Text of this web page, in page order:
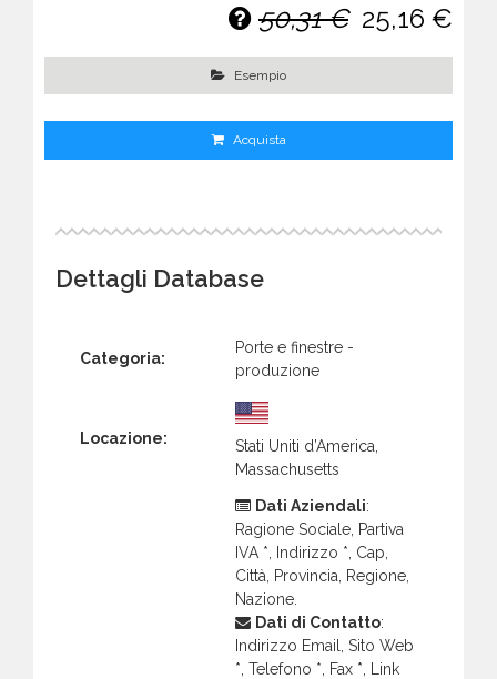
50,31 € 25,16 €
Esempio
Acquista
Dettagli Database
Categoria:
Porte e finestre -
produzione
Locazione:
Stati Uniti d’America,
Massachusetts
Dati Aziendali:
Ragione Sociale, Partiva
IVA *, Indirizzo *, Cap,
Città, Provincia, Regione,
Nazione.
Dati di Contatto:
Indirizzo Email, Sito Web
*, Telefono *, Fax *, Link